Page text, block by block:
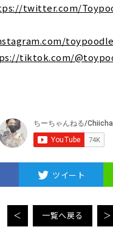
twitter.com/
tiktok.com/
ツイート
＜ 一覧へ戻る ＞